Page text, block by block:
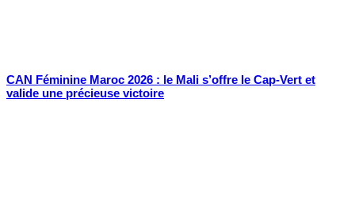
CAN Féminine Maroc 2026 : le Mali s’offre le Cap-Vert et
valide une précieuse victoire